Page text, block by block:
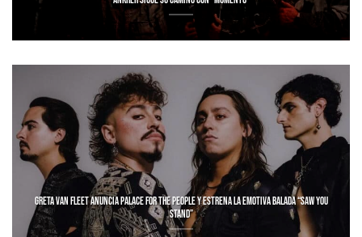
GRETA VAN FLEET ANUNCIA PALACE FOR THE PEOPLE Y ESTRENA LA EMOTIVA BALADA “SAW YOU
STAND”